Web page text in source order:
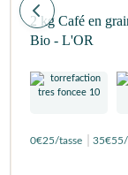
2 kg Café en
Bio - L'OR
0€25/tasse 35€55